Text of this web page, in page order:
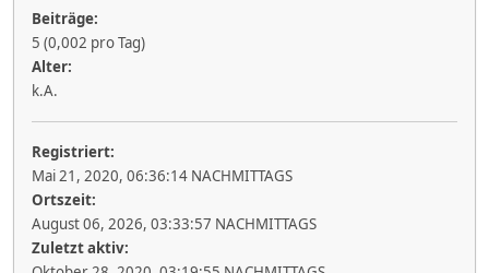
Beiträge:
5 (0,002 pro Tag)
Alter:
k.A.
Registriert:
Mai 21, 2020, 06:36:14 NACHMITTAGS
Ortszeit:
August 06, 2026, 03:33:57 NACHMITTAGS
Zuletzt aktiv: